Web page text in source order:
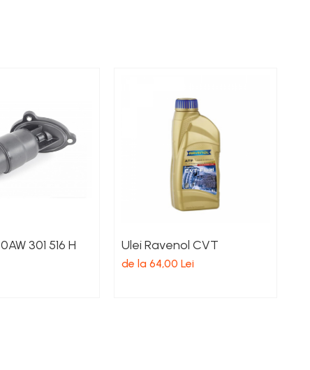
Filtru CVT 0AW 301 516 H Ulei Ravenol CVT
de la 64,00 Lei